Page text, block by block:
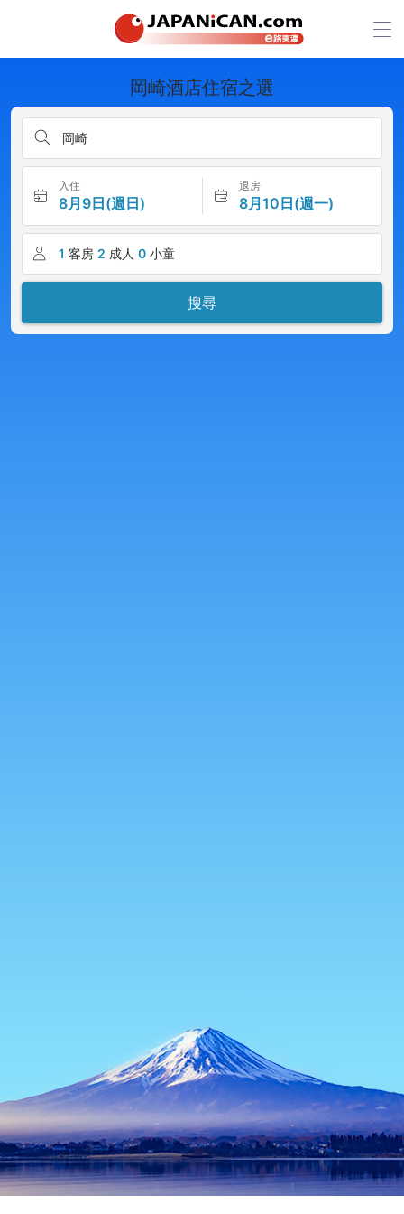
岡崎酒店住宿之選
岡崎
入住
8月9日(週日)
退房
8月10日(週一)
1 客房 2 成人 0 小童
搜尋